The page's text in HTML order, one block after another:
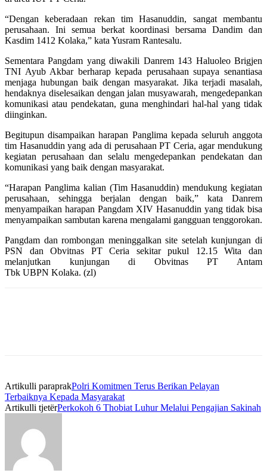
“Dengan keberadaan rekan tim Hasanuddin, sangat membantu
perusahaan. Ini semua berkat koordinasi bersama Dandim dan
Kasdim 1412 Kolaka,” kata Yusram Rantesalu.
Sementara Pangdam yang diwakili Danrem 143 Haluoleo Brigjen
TNI Ayub Akbar berharap kepada perusahaan supaya senantiasa
menjaga hubungan baik dengan masyarakat. Jika terjadi masalah,
hendaknya diselesaikan dengan jalan musyawarah, mengedepankan
komunikasi atau pendekatan, guna menghindari hal-hal yang tidak
diinginkan.
Begitupun disampaikan harapan Panglima kepada seluruh anggota
tim Hasanuddin yang ada di perusahaan PT Ceria, agar mendukung
kegiatan perusahaan dan selalu mengedepankan pendekatan dan
komunikasi yang baik dengan masyarakat.
“Harapan Panglima kalian (Tim Hasanuddin) mendukung kegiatan
perusahaan, sehingga berjalan dengan baik,” kata Danrem
menyampaikan harapan Pangdam XIV Hasanuddin yang tidak bisa
menyampaikan sambutan karena mengalami gangguan tenggorokan.
Pangdam dan rombongan meninggalkan site setelah kunjungan di
PSN dan Obvitnas PT Ceria sekitar pukul 12.15 Wita dan
melanjutkan kunjungan di Obvitnas PT Antam
Tbk UBPN Kolaka. (zl)
Artikulli paraprakPolri Komitmen Terus Berikan Pelayan
Terbaiknya Kepada Masyarakat
Artikulli tjetërPerkokoh 6 Thobiat Luhur Melalui Pengajian Sakinah